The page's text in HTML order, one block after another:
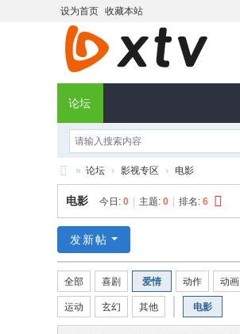
设为首页 收藏本站
论坛
X
T
社
区
» 论坛 › 影视专区 › 电影
电影 今日: 0 主题: 0 排名: 6
发新帖
全部 喜剧 爱情 动作 动画
运动 玄幻 其他 电影